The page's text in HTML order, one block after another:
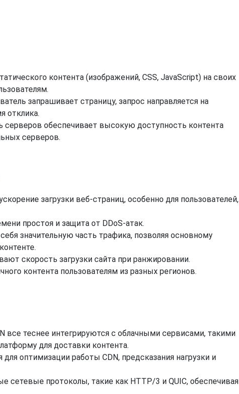
контента (изображений, CSS, JavaScript) на своих
запрашивает страницу, запрос направляется на
отклика.
серверов обеспечивает высокую доступность контента
серверов.
загрузки веб-страниц, особенно для пользователей,
простоя и защита от DDoS-атак.
значительную часть трафика, позволяя основному
скорость загрузки сайта при ранжировании.
контента пользователям из разных регионов.
все теснее интегрируются с облачными сервисами, такими
для доставки контента.
для оптимизации работы CDN, предсказания нагрузки и
сетевые протоколы, такие как HTTP/3 и QUIC, обеспечивая